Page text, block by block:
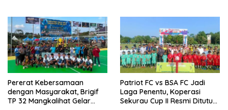
Pererat Kebersamaan
dengan Masyarakat, Brigif
TP 32 Mangkalihat Gelar
Patriot FC vs BSA FC Jadi
Laga Penentu, Koperasi
Sekurau Cup II Resmi Ditutup